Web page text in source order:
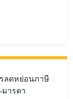
ลดหย่อนภาษี
ารดา